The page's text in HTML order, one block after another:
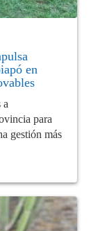
en
a
para
gestión más